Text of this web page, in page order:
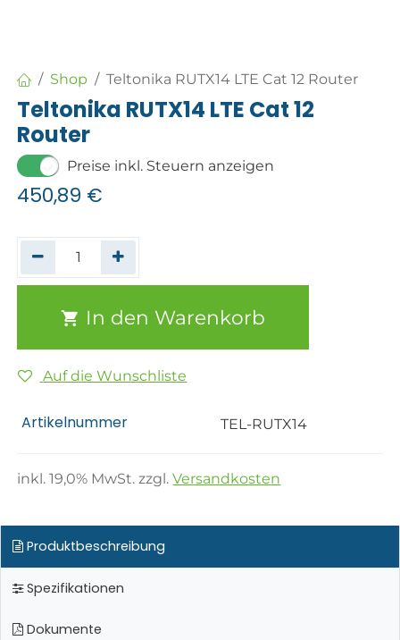
Shop Teltonika RUTX14 LTE Cat 12 Router
Teltonika RUTX14 LTE Cat 12
Router
Preise inkl. Steuern anzeigen
450,89 €
In den Warenkorb
Auf die Wunschliste
Artikelnummer TEL-RUTX14
inkl.19,0% MwSt. zzgl.Versandkosten
Produktbeschreibung
Spezifikationen
Dokumente